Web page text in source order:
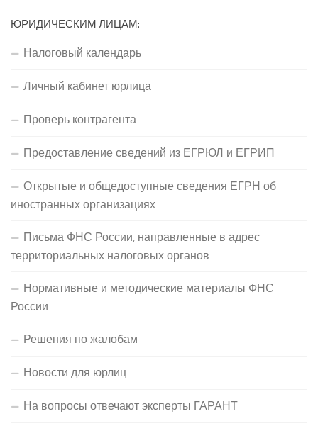
ЮРИДИЧЕСКИМ ЛИЦАМ:
Налоговый календарь
Личный кабинет юрлица
Проверь контрагента
Предоставление сведений из ЕГРЮЛ и ЕГРИП
Открытые и общедоступные сведения ЕГРН об
иностранных организациях
Письма ФНС России, направленные в адрес
территориальных налоговых органов
Нормативные и методические материалы ФНС
России
Решения по жалобам
Новости для юрлиц
На вопросы отвечают эксперты ГАРАНТ